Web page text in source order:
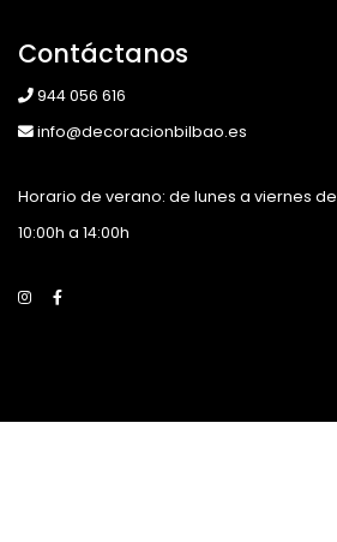
Contáctanos
944 056 616
info@decoracionbilbao.es
Horario de verano: de lunes a viernes de
10:00h a 14:00h